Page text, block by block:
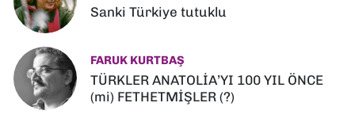
Sanki Türkiye tutuklu
FARUK KURTBAŞ
TÜRKLER ANATOLİA’YI 100 YIL ÖNCE
(mi) FETHETMİŞLER (?)